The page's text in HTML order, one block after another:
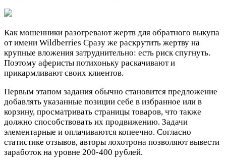
Как мошенники разогревают жертв для обратного выкупа
от имени Wildberries Сразу же раскрутить жертву на
крупные вложения затруднительно: есть риск спугнуть.
Поэтому аферисты потихоньку раскачивают и
прикармливают своих клиентов.
Первым этапом задания обычно становится предложение
добавлять указанные позиции себе в избранное или в
корзину, просматривать страницы товаров, что также
должно способствовать их продвижению. Задачи
элементарные и оплачиваются копеечно. Согласно
статистике отзывов, авторы лохотрона позволяют вывести
заработок на уровне 200-400 рублей.